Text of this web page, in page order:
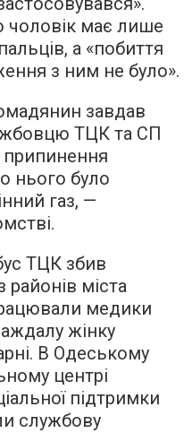
чоловік має лише
а «побиття
з ним не було».
завдав
ТЦК та СП
нього було
газ, —
ТЦК збив
районів міста
медики
жінку
В Одеському
центрі
підтримки
службову